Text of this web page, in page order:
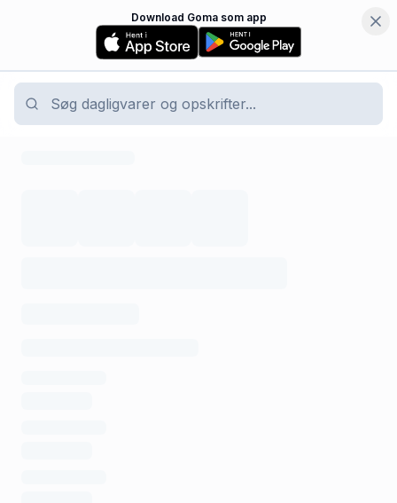
Download Goma som app